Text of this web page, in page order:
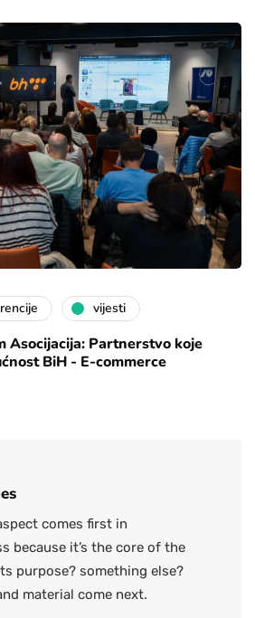
vijesti
Asocijacija: Partnerstvo koje
BiH - E-commerce
comes first in
because it’s the core of the
purpose? something else?
material come next.